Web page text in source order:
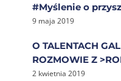
#Myślenie o
9 maja 2019
O TALENTACH
ROZMOWIE Z
2 kwietnia 2019